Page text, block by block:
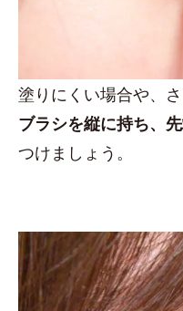
塗りにくい場合や、
ブラシを縦に持ち、
つけましょう。